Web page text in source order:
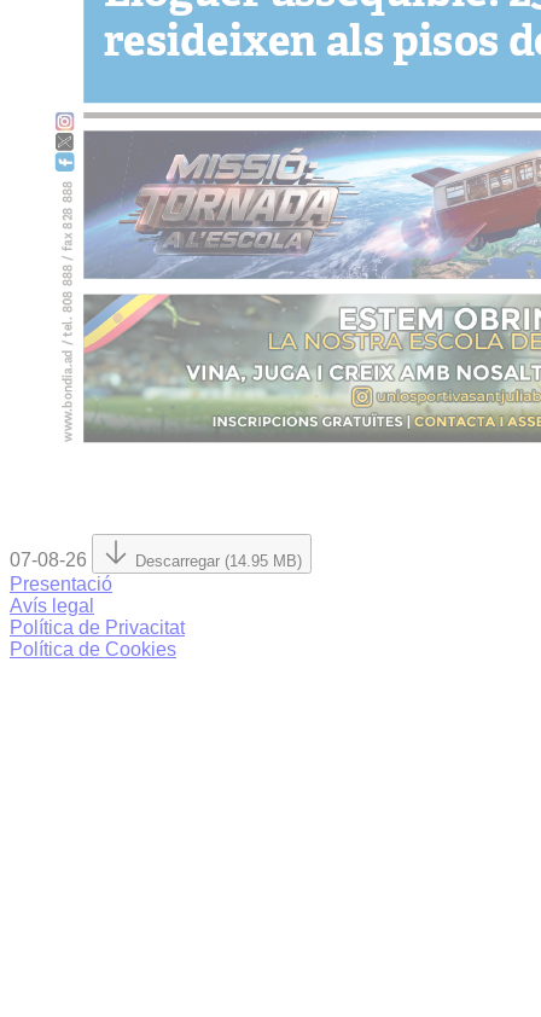
07-08-26 Descarregar (14.95 MB)
Presentació
Avís legal
Política de Privacitat
Política de Cookies